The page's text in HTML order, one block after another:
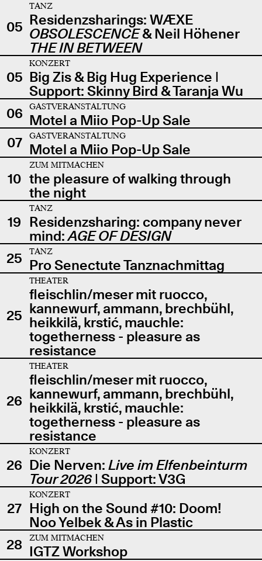
05
TANZ
Residenzsharings: WÆXE
OBSOLESCENCE& Neil Höhener
THE IN BETWEEN
05
KONZERT
Big Zis & Big Hug Experience |
Support: Skinny Bird & Taranja Wu
06
GASTVERANSTALTUNG
Motel a Miio Pop-Up Sale
07
GASTVERANSTALTUNG
Motel a Miio Pop-Up Sale
10
ZUM MITMACHEN
the pleasure of walking through
the night
19
TANZ
Residenzsharing: company never
mind:AGE OF DESIGN
25
TANZ
Pro Senectute Tanznachmittag
25
THEATER
fleischlin/meser mit ruocco,
kannewurf, ammann, brechbühl,
heikkilä, krstić, mauchle:
togetherness - pleasure as
resistance
26
THEATER
fleischlin/meser mit ruocco,
kannewurf, ammann, brechbühl,
heikkilä, krstić, mauchle:
togetherness - pleasure as
resistance
26
KONZERT
Die Nerven: Live im Elfenbeinturm
Tour 2026| Support: V3G
27
KONZERT
High on the Sound #10: Doom!
Noo Yelbek & As in Plastic
28
ZUM MITMACHEN
IGTZ Workshop